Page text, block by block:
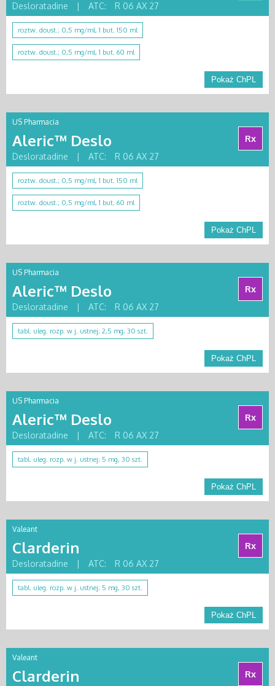
Desloratadine
| ATC: R 06 AX 27
roztw. doust.; 0,5 mg/ml, 1 but. 150 ml
roztw. doust.; 0,5 mg/ml, 1 but. 60 ml
Pokaż ChPL
US Pharmacia
Aleric™ Deslo
Rx
Desloratadine
| ATC: R 06 AX 27
roztw. doust.; 0,5 mg/ml, 1 but. 150 ml
roztw. doust.; 0,5 mg/ml, 1 but. 60 ml
Pokaż ChPL
US Pharmacia
Aleric™ Deslo
Rx
Desloratadine
| ATC: R 06 AX 27
tabl. uleg. rozp. w j. ustnej; 2,5 mg, 30 szt.
Pokaż ChPL
US Pharmacia
Aleric™ Deslo
Rx
Desloratadine
| ATC: R 06 AX 27
tabl. uleg. rozp. w j. ustnej; 5 mg, 30 szt.
Pokaż ChPL
Valeant
Clarderin
Rx
Desloratadine
| ATC: R 06 AX 27
tabl. uleg. rozp. w j. ustnej; 5 mg, 30 szt.
Pokaż ChPL
Valeant
Clarderin
Rx